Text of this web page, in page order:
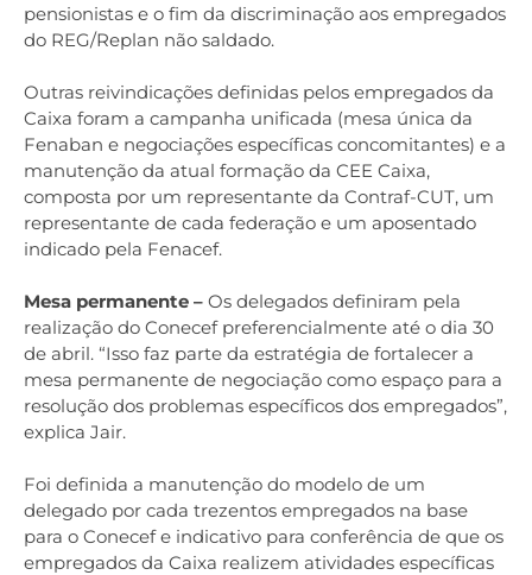
pensionistas e o fim da discriminação aos empregados
do REG/Replan não saldado.
Outras reivindicações definidas pelos empregados da
Caixa foram a campanha unificada (mesa única da
Fenaban e negociações específicas concomitantes) e a
manutenção da atual formação da CEE Caixa,
composta por um representante da Contraf-CUT, um
representante de cada federação e um aposentado
indicado pela Fenacef.
Mesa permanente – Os delegados definiram pela
realização do Conecef preferencialmente até o dia 30
de abril. “Isso faz parte da estratégia de fortalecer a
mesa permanente de negociação como espaço para a
resolução dos problemas específicos dos empregados”,
explica Jair.
Foi definida a manutenção do modelo de um
delegado por cada trezentos empregados na base
para o Conecef e indicativo para conferência de que os
empregados da Caixa realizem atividades específicas